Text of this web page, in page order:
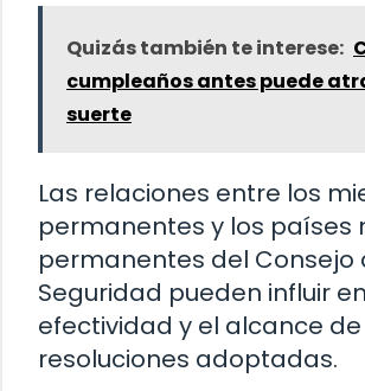
Quizás también te interese:
cumpleaños antes puede
suerte
Las relaciones entre los
permanentes y los países
permanentes del Consejo
Seguridad pueden influir
efectividad y el alcance
resoluciones adoptadas.